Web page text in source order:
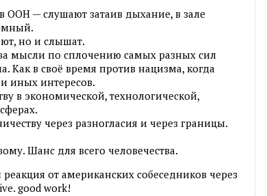
ООН — слушают затаив дыхание, в зале
но и слышат.
мысли по сплочению самых разных сил
Как в своё время против нацизма, когда
иных интересов.
в экономической, технологической,
через разногласия и через границы.
Шанс для всего человечества.
от американских собеседников через
good work!